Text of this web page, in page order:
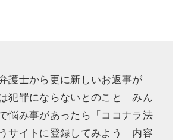
護士から更に新しいお返事が
犯罪にならないとのこと みん
悩み事があったら「ココナラ法
サイトに登録してみよう 内容